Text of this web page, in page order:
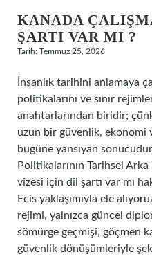
KANADA
ŞARTI VAR MI ?
Tarih: Temmuz 25, 2026
İnsanlık tarihini anlamaya
politikalarını ve sınır
anahtarlarından biridir;
uzun bir güvenlik, ekonomi
bugüne yansıyan
Politikalarının Tarihsel
vizesi için dil şartı var mı
Ecis yaklaşımıyla ele
rejimi, yalnızca güncel
sömürge geçmişi, göçmen
güvenlik dönüşümleriyle